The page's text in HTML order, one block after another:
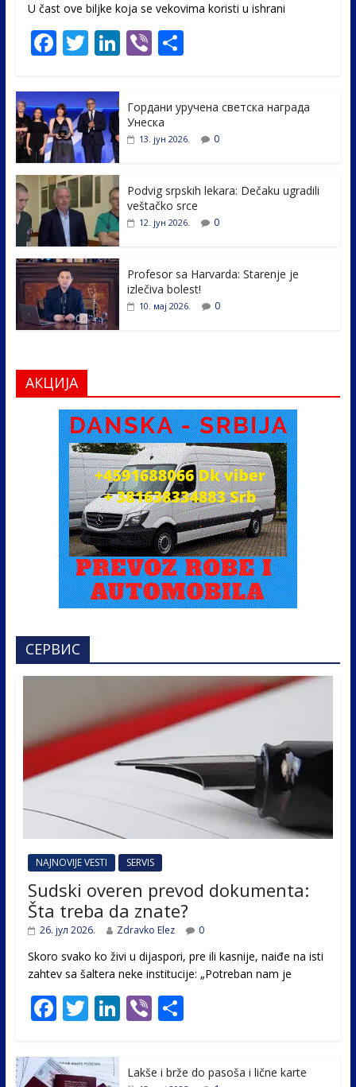
U čast ovе biljke koja se vekovima koristi u ishrani
F
e
b
o
o
k
T
itt
er
Li
e
dI
Vi S
e
Гордани уручена светска награда
Унеска
13. јун 2026. 0
Podvig srpskih lekara: Dečaku ugradili
veštačko srce
12. јун 2026. 0
Profesor sa Harvarda: Starenje je
izlečiva bolest!
10. мај 2026. 0
АКЦИЈА
СЕРВИС
NAJNOVIJE VESTI SERVIS
Sudski overen prevod dokumenta:
Šta treba da znate?
26. јул 2026. Zdravko Elez 0
Skoro svako ko živi u dijaspori, pre ili kasnije, naiđe na isti
zahtev sa šaltera neke institucije: „Potreban nam je
F
e
T
itt
Li Vi
er
S
ar
Lakše i brže do pasoša i lične karte